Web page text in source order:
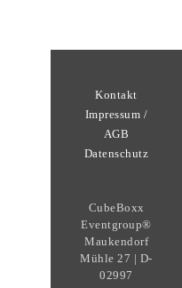
Kontakt
Impressum /
AGB
Datenschutz
CubeBoxx
Eventgroup®
Maukendorf
Mühle 27 | D-
02997